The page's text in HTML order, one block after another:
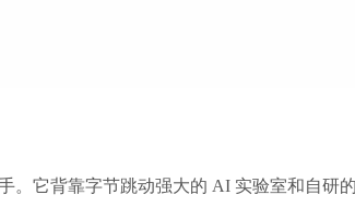
它背靠字节跳动强大的 AI 实验室和自研